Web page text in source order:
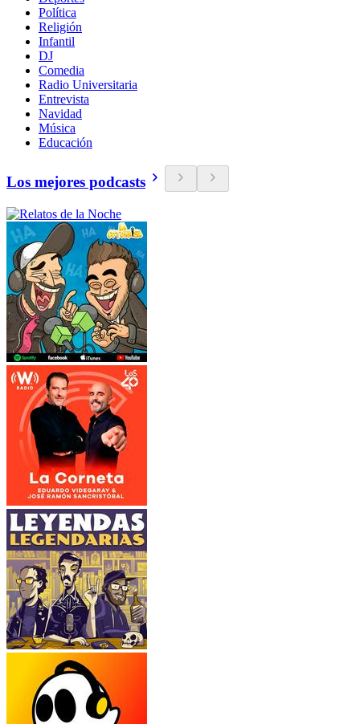
Política
Religión
Infantil
DJ
Comedia
Radio Universitaria
Entrevista
Navidad
Música
Educación
Los mejores podcasts